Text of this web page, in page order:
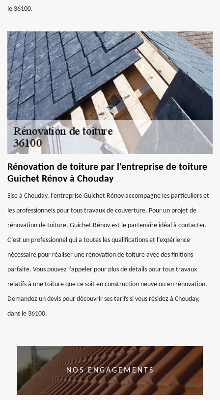
le 36100.
Rénovation de toiture par l’entreprise de toiture
Guichet Rénov à Chouday
Sise à Chouday, l’entreprise Guichet Rénov accompagne les particuliers et
les professionnels pour tous travaux de couverture. Pour un projet de
rénovation de toiture, Guichet Rénov est le partenaire idéal à contacter.
C’est un professionnel qui a toutes les qualifications et l’expérience
nécessaire pour réaliser une rénovation de toiture avec des finitions
parfaite. Vous pouvez l’appeler pour plus de détails pour tous travaux
relatifs à une toiture que ce soit en construction neuve ou en rénovation.
Demandez un devis pour découvrir ses tarifs si vous résidez à Chouday,
dans le 36100.
NOS ENGAGEMENTS